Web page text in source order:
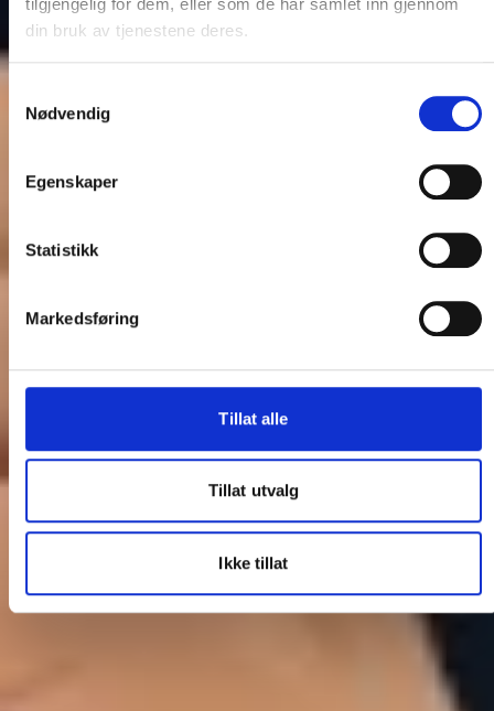
tilgjengelig for dem, eller som de har samlet inn gjennom
din bruk av tjenestene deres.
Nødvendig
Egenskaper
Statistikk
Markedsføring
Tillat alle
Tillat utvalg
Ikke tillat